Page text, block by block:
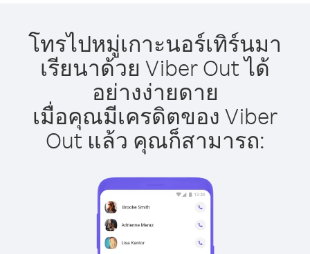
โทรไปหมู่เกาะนอร์เทิร์นมา
เรียนาด้วย Viber Out ได้
อย่างง่ายดาย
เมื่อคุณมีเครดิตของ Viber
Out แล้ว คุณก็สามารถ: